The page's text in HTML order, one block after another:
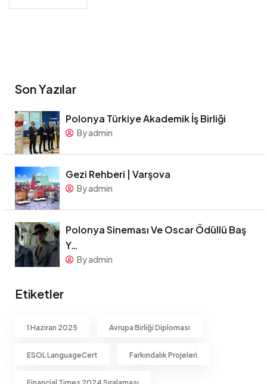
Son Yazılar
Polonya Türkiye Akademik İş Birliği
By admin
Gezi Rehberi | Varşova
By admin
Polonya Sineması Ve Oscar Ödüllü Baş
Y…
By admin
Etiketler
1 Haziran 2025 Avrupa Birliği Diploması
ESOL LanguageCert Farkındalık Projeleri